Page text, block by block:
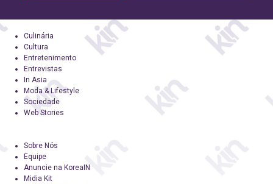
Culinária
Cultura
Entretenimento
Entrevistas
In Asia
Moda & Lifestyle
Sociedade
Web Stories
Sobre Nós
Equipe
Anuncie na KoreaIN
Midia Kit